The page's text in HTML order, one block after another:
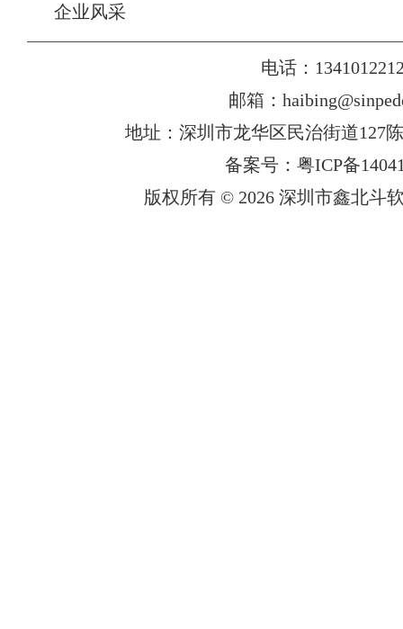
企业风采
电话：
邮箱：
地址：深圳市龙华区民治街道127
备案号：粤ICP备
版权所有 © 2026 深圳市鑫北斗